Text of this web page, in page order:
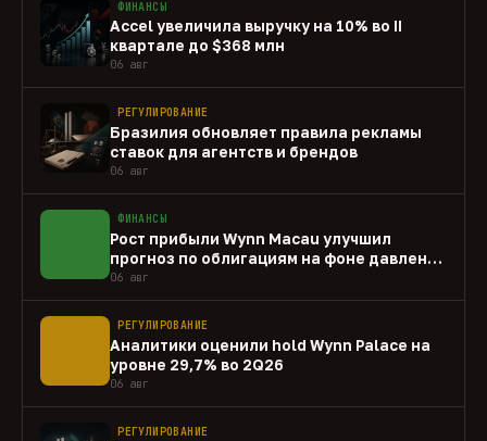
ФИНАНСЫ
Accel увеличила выручку на 10% во II
квартале до $368 млн
06 авг
РЕГУЛИРОВАНИЕ
Бразилия обновляет правила рекламы
ставок для агентств и брендов
06 авг
ФИНАНСЫ
Рост прибыли Wynn Macau улучшил
прогноз по облигациям на фоне давления
capex
06 авг
РЕГУЛИРОВАНИЕ
Аналитики оценили hold Wynn Palace на
уровне 29,7% во 2Q26
06 авг
РЕГУЛИРОВАНИЕ